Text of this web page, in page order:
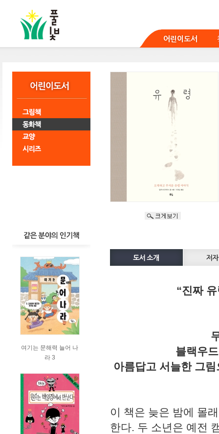
어린이도서
여기는 문해력 늘어 나
라 3
“진짜
블랙우
아름답고 서늘한 그
이 책은 늦은 밤에 몰
한다. 두 소년은 예전